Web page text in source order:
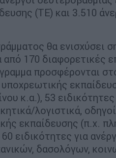
(ΤΕ) και 3.510
θα ενισχύσει
170 διαφορετικές
προσφέρονται
κ.α.), 53
λογιστικά,
εκπαίδευσης (π.χ.
ειδικότητες για
δασολόγων,